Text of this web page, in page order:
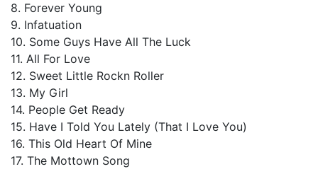
8. Forever Young
9. Infatuation
10. Some Guys Have All The Luck
11. All For Love
12. Sweet Little Rockn Roller
13. My Girl
14. People Get Ready
15. Have I Told You Lately (That I Love You)
16. This Old Heart Of Mine
17. The Mottown Song